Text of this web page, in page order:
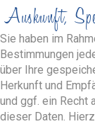
Auskunft,
Sie haben im
Bestimmungen
über Ihre
Herkunft und
und ggf. ein Recht
dieser Daten.